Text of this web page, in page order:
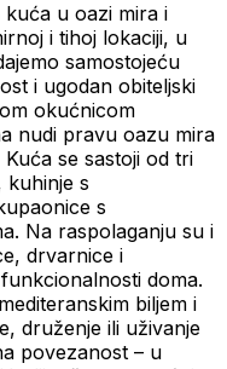
kuća u oazi mira i
i tihoj lokaciji, u
samostojeću
i ugodan obiteljski
okućnicom
nudi pravu oazu mira
se sastoji od tri
kuhinje s
s
Na raspolaganju su i
drvarnice i
doma.
biljem i
druženje ili uživanje
povezanost – u